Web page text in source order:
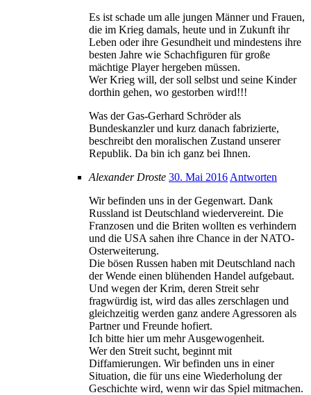
Es ist schade um alle jungen Männer und Frauen,
die im Krieg damals, heute und in Zukunft ihr
Leben oder ihre Gesundheit und mindestens ihre
besten Jahre wie Schachfiguren für große
mächtige Player hergeben müssen.
Wer Krieg will, der soll selbst und seine Kinder
dorthin gehen, wo gestorben wird!!!
Was der Gas-Gerhard Schröder als
Bundeskanzler und kurz danach fabrizierte,
beschreibt den moralischen Zustand unserer
Republik. Da bin ich ganz bei Ihnen.
Alexander Droste 30. Mai 2016 Antworten
Wir befinden uns in der Gegenwart. Dank
Russland ist Deutschland wiedervereint. Die
Franzosen und die Briten wollten es verhindern
und die USA sahen ihre Chance in der NATO-
Osterweiterung.
Die bösen Russen haben mit Deutschland nach
der Wende einen blühenden Handel aufgebaut.
Und wegen der Krim, deren Streit sehr
fragwürdig ist, wird das alles zerschlagen und
gleichzeitig werden ganz andere Agressoren als
Partner und Freunde hofiert.
Ich bitte hier um mehr Ausgewogenheit.
Wer den Streit sucht, beginnt mit
Diffamierungen. Wir befinden uns in einer
Situation, die für uns eine Wiederholung der
Geschichte wird, wenn wir das Spiel mitmachen.